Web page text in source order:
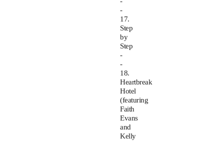
-
17.
Step
by
Step
-
-
18.
Heartbreak
Hotel
(featuring
Faith
Evans
and
Kelly